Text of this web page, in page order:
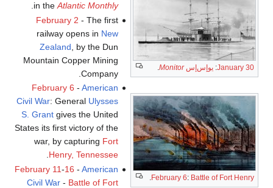
January 30
: يوإس‌إسMonitor
.
February 6: Battle of Fort Henry
in theAtlantic Monthly
.
February 2 - The first
railway opens in New
Zealand , by the Dun
Mountain Copper Mining
Company.
February 6 -American
Civil War: General Ulysses
S. Grant gives the United
States its first victory of the
war, by capturing Fort
Henry, Tennessee
.
February 11-16 -American
Civil War - Battle of Fort